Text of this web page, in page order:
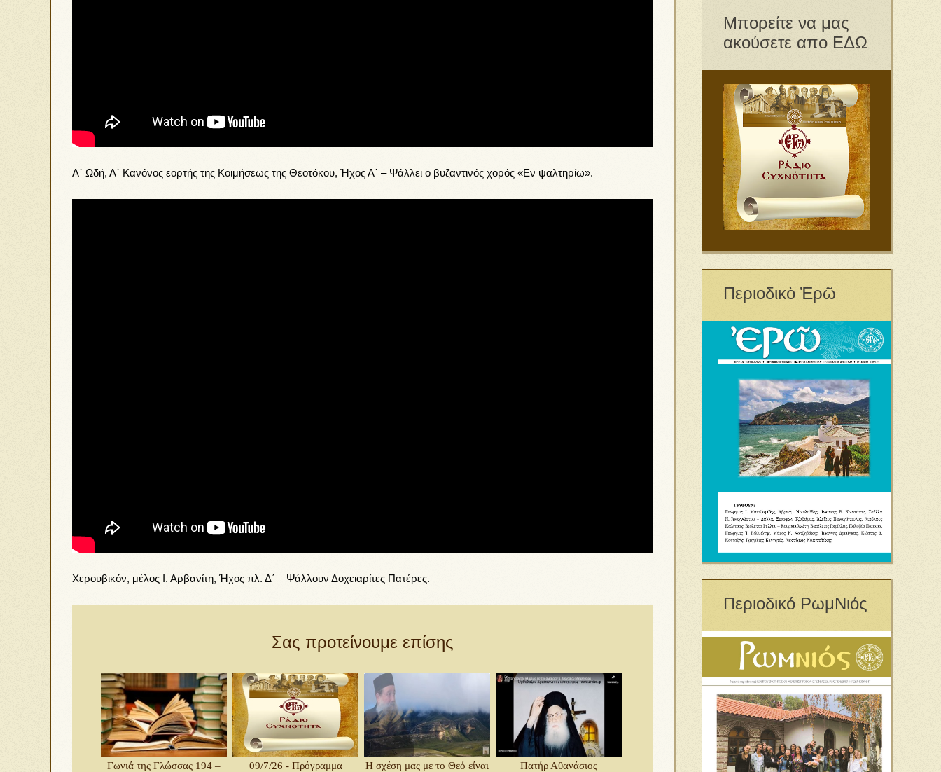
Α΄ Ωδή, Α΄ Κανόνος εορτής της Κοιμήσεως της Θεοτόκου, Ήχος Α΄ – Ψάλλει ο βυζαντινός χορός «Εν ψαλτηρίω».
Χερουβικόν, μέλος Ι. Αρβανίτη, Ήχος πλ. Δ΄ – Ψάλλουν Δοχειαρίτες Πατέρες.
Σας προτείνουμε επίσης
Γωνιά της Γλώσσας 194 –
09/7/26 - Πρόγραμμα
Η σχέση μας με το Θεό είναι
Πατήρ Αθανάσιος
Μπορείτε να μας
ακούσετε απο ΕΔΩ
Περιοδικὸ Ἐρῶ
Περιοδικό ΡωμΝιός